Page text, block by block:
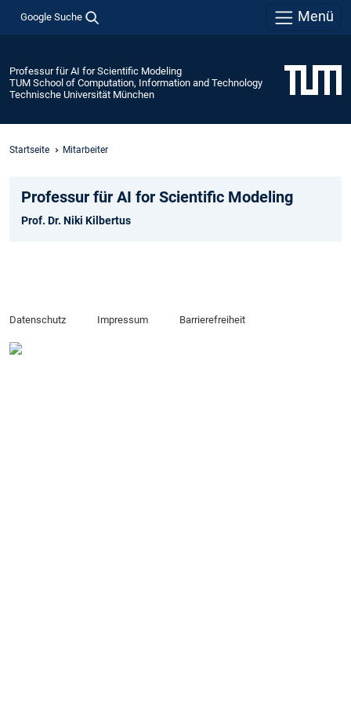
Google Suche Menü
Professur für AI for Scientific Modeling
TUM School of Computation, Information and Technology
Technische Universität München
Startseite Mitarbeiter
Professur für AI for Scientific Modeling
Prof. Dr. Niki Kilbertus
Datenschutz Impressum Barrierefreiheit